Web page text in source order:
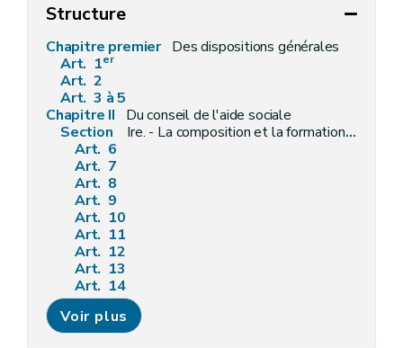
Structure
Chapitre premier Des dispositions générales
Art. 1er
Art. 2
Art. 3 à 5
Chapitre II
Du conseil de l'aide sociale
Section
Ire. - La composition et la formation du conseil de l'action sociale
Art. 6
Art. 7
Art. 8
Art. 9
Art. 10
Art. 11
Art. 12
Art. 13
Art. 14
Art. 15
Art. 16
Art. 17
Voir plus